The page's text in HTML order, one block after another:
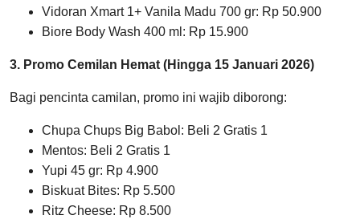
Vidoran Xmart 1+ Vanila Madu 700 gr: Rp 50.900
Biore Body Wash 400 ml: Rp 15.900
3. Promo Cemilan Hemat (Hingga 15 Januari 2026)
Bagi pencinta camilan, promo ini wajib diborong:
Chupa Chups Big Babol: Beli 2 Gratis 1
Mentos: Beli 2 Gratis 1
Yupi 45 gr: Rp 4.900
Biskuat Bites: Rp 5.500
Ritz Cheese: Rp 8.500